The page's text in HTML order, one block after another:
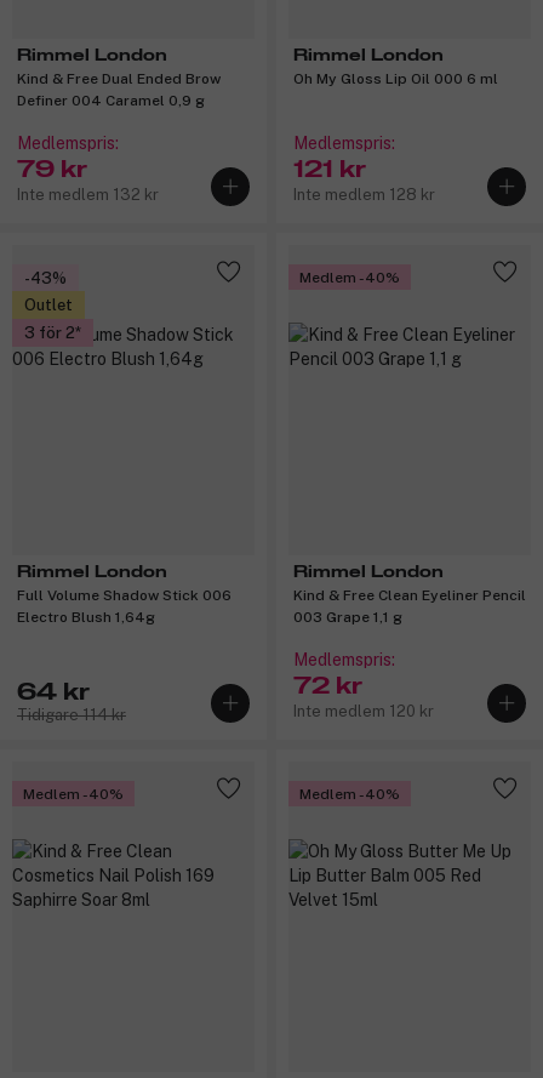
Rimmel London
Kind & Free Dual Ended Brow
Definer 004 Caramel 0,9 g
Medlemspris:
79 kr
Inte medlem 132 kr
Rimmel London
Oh My Gloss Lip Oil 000 6 ml
Medlemspris:
121 kr
Inte medlem 128 kr
-43%
Outlet
3 för 2
Rimmel London
Full Volume Shadow Stick 006
Electro Blush 1,64g
64 kr
Tidigare 114 kr
Medlem -40%
Rimmel London
Kind & Free Clean Eyeliner Pencil
003 Grape 1,1 g
Medlemspris:
72 kr
Inte medlem 120 kr
Medlem -40% Medlem -40%